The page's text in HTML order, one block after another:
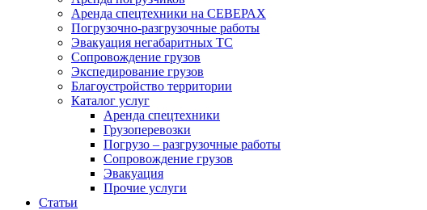
Аренда спецтехники на СЕВЕРАХ
Погрузочно-разгрузочные работы
Эвакуация негабаритных ТС
Сопровождение грузов
Экспедирование грузов
Благоустройство территории
Каталог услуг
Аренда спецтехники
Грузоперевозки
Погрузо – разгрузочные работы
Сопровождение грузов
Эвакуация
Прочие услуги
Статьи